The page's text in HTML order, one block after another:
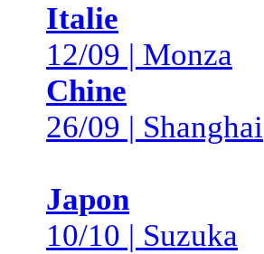
Italie
12/09 | Monza
Chine
26/09 | Shanghai
Japon
10/10 | Suzuka